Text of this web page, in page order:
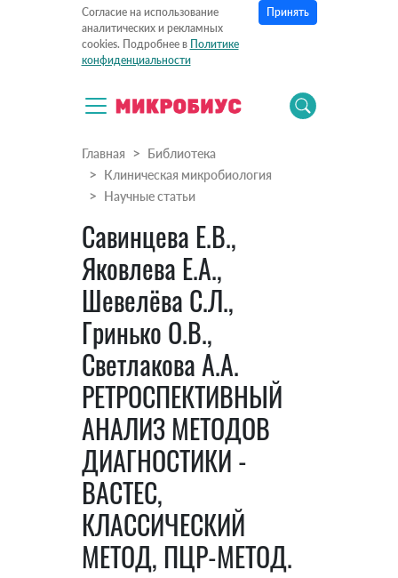
Согласие на использование
аналитических и рекламных
cookies. Подробнее в Политике
конфиденциальности
Принять
Главная
Библиотека
Клиническая микробиология
Научные статьи
Савинцева Е.В.,
Яковлева Е.А.,
Шевелёва С.Л.,
Гринько О.В.,
Светлакова А.А.
РЕТРОСПЕКТИВНЫЙ
АНАЛИЗ МЕТОДОВ
ДИАГНОСТИКИ -
BACTEC,
КЛАССИЧЕСКИЙ
МЕТОД, ПЦР-МЕТОД.